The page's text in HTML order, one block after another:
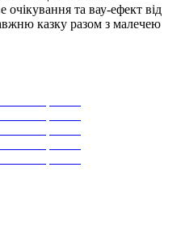
та вау-ефект від
казку разом з малечею